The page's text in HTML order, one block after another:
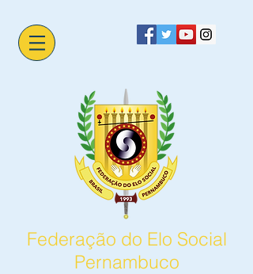
Federação do Elo Social
Pernambuco